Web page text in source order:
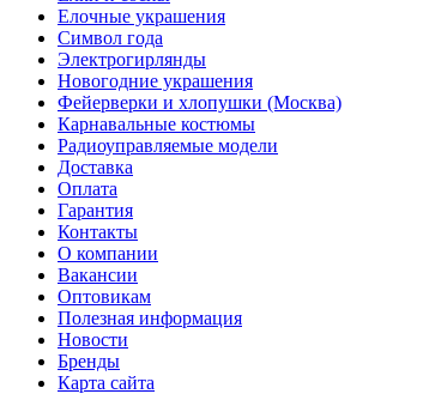
Елочные украшения
Символ года
Электрогирлянды
Новогодние украшения
Фейерверки и хлопушки (Москва)
Карнавальные костюмы
Радиоуправляемые модели
Доставка
Оплата
Гарантия
Контакты
О компании
Вакансии
Оптовикам
Полезная информация
Новости
Бренды
Карта сайта